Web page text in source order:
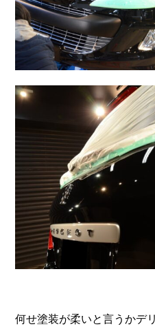
何せ塗装が柔いと言うかデ